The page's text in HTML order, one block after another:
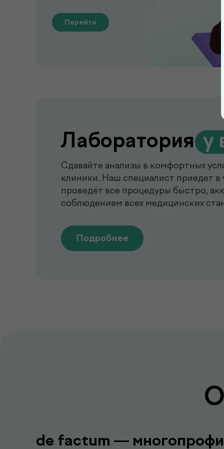
Сдавайте анализы в комфортных
клиники. Наш специалист приедет в
проведёт все процедуры быстро,
соблюдением всех медицинских
Подробнее
Лаборатория.у
Перейти
de factum —